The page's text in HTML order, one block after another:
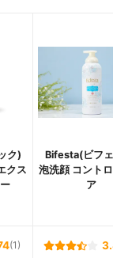
ク)
クス
Bifesta(ビフ
泡洗顔 コント
ア
(1)